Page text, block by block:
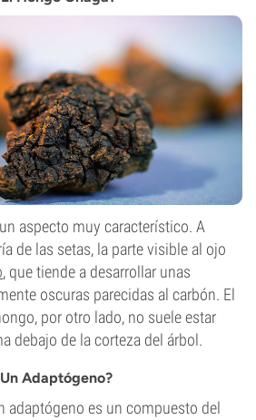
aspecto muy característico. A
de las setas, la parte visible al ojo
, que tiende a desarrollar unas
oscuras parecidas al carbón. El
por otro lado, no suele estar
debajo de la corteza del árbol.
Adaptógeno?
adaptógeno es un compuesto del